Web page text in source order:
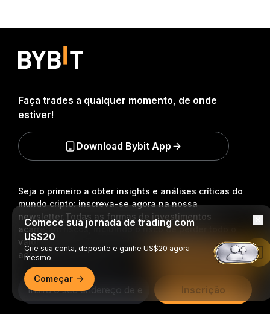
Seja o primeiro a obter insights e análises críticas do
mundo cripto: inscreva-se agora na nossa
newsletter. Todas as formas de investimentos
acarretam riscos, incluindo o risco de perder todo o
valor investido. Tais atividades podem não ser
adequadas para todos.
Inscrição
Faça trades a qualquer momento, de onde
estiver!
Download Bybit App
Comece sua jornada de trading com
US$20
Crie sua conta, deposite e ganhe US$20 agora
mesmo
Começar
Leia no app da Bybit